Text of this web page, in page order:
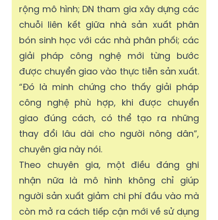
rộng mô hình; DN tham gia xây dựng các
chuỗi liên kết giữa nhà sản xuất phân
bón sinh học với các nhà phân phối; các
giải pháp công nghệ mới từng bước
được chuyển giao vào thực tiễn sản xuất.
“Đó là minh chứng cho thấy giải pháp
công nghệ phù hợp, khi được chuyển
giao đúng cách, có thể tạo ra những
thay đổi lâu dài cho người nông dân”,
chuyên gia này nói.
Theo chuyên gia, một điều đáng ghi
nhận nữa là mô hình không chỉ giúp
người sản xuất giảm chi phí đầu vào mà
còn mở ra cách tiếp cận mới về sử dụng